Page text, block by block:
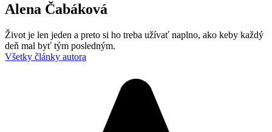
Alena Čabáková
Život je len jeden a preto si ho treba užívať naplno, ako keby každý
deň mal byť tým posledným.
Všetky články autora